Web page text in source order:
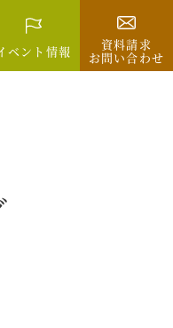
ベント情報 資料請求
お問い合わせ